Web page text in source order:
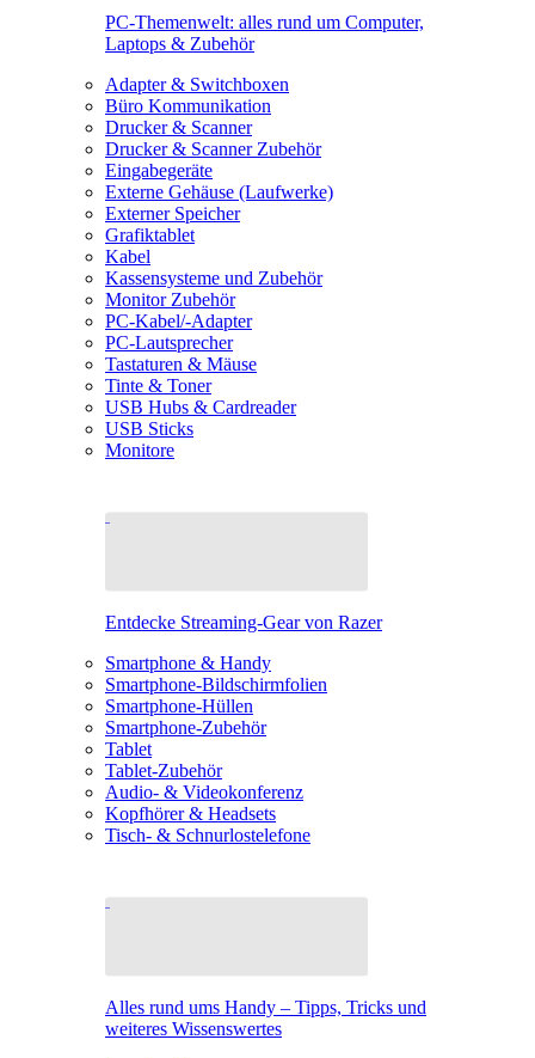
PC-Themenwelt: alles rund um Computer,
Laptops & Zubehör
Adapter & Switchboxen
Büro Kommunikation
Drucker & Scanner
Drucker & Scanner Zubehör
Eingabegeräte
Externe Gehäuse (Laufwerke)
Externer Speicher
Grafiktablet
Kabel
Kassensysteme und Zubehör
Monitor Zubehör
PC-Kabel/-Adapter
PC-Lautsprecher
Tastaturen & Mäuse
Tinte & Toner
USB Hubs & Cardreader
USB Sticks
Monitore
Entdecke Streaming-Gear von Razer
Smartphone & Handy
Smartphone-Bildschirmfolien
Smartphone-Hüllen
Smartphone-Zubehör
Tablet
Tablet-Zubehör
Audio- & Videokonferenz
Kopfhörer & Headsets
Tisch- & Schnurlostelefone
Alles rund ums Handy – Tipps, Tricks und
weiteres Wissenswertes